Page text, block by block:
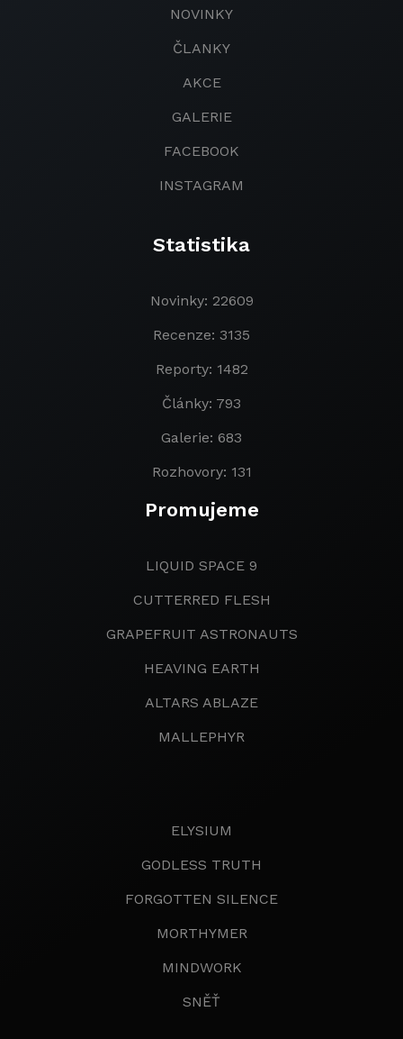
NOVINKY
ČLANKY
AKCE
GALERIE
FACEBOOK
INSTAGRAM
Statistika
Novinky: 22609
Recenze: 3135
Reporty: 1482
Články: 793
Galerie: 683
Rozhovory: 131
Promujeme
LIQUID SPACE 9
CUTTERRED FLESH
GRAPEFRUIT ASTRONAUTS
HEAVING EARTH
ALTARS ABLAZE
MALLEPHYR
ELYSIUM
GODLESS TRUTH
FORGOTTEN SILENCE
MORTHYMER
MINDWORK
SNĚŤ